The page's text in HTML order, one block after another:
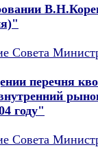
Совета
перечня
году"
Совета